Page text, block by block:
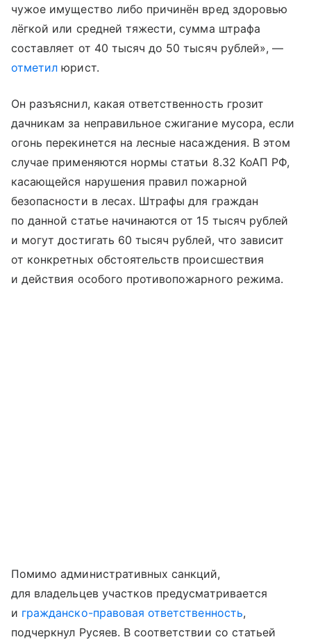
чужое имущество либо причинён вред здоровью
лёгкой или средней тяжести, сумма штрафа
составляет от 40 тысяч до 50 тысяч рублей», —
отметил юрист.
Он разъяснил, какая ответственность грозит
дачникам за неправильное сжигание мусора, если
огонь перекинется на лесные насаждения. В этом
случае применяются нормы статьи 8.32 КоАП РФ,
касающейся нарушения правил пожарной
безопасности в лесах. Штрафы для граждан
по данной статье начинаются от 15 тысяч рублей
и могут достигать 60 тысяч рублей, что зависит
от конкретных обстоятельств происшествия
и действия особого противопожарного режима.
Помимо административных санкций,
для владельцев участков предусматривается
и гражданско-правовая ответственность,
подчеркнул Русяев. В соответствии со статьей